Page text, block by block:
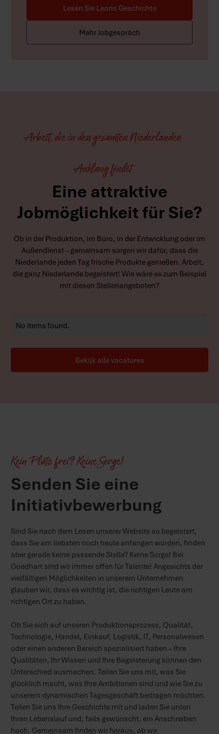
Lesen Sie Leons Geschichte
Mehr Jobgespräch
Arbeit, die in den gesamten Niederlanden
Anklang findet
Eine attraktive
Jobmöglichkeit für Sie?
Ob in der Produktion, im Büro, in der Entwicklung oder im
Außendienst – gemeinsam sorgen wir dafür, dass die
Niederlande jeden Tag frische Produkte genießen. Arbeit,
die ganz Niederlande begeistert! Wie wäre es zum Beispiel
mit diesen Stellenangeboten?
No items found.
Bekijk alle vacatures
Kein Platz frei? Keine Sorge!
Senden Sie eine
Initiativbewerbung
Sind Sie nach dem Lesen unserer Website so begeistert,
dass Sie am liebsten noch heute anfangen würden, finden
aber gerade keine passende Stelle? Keine Sorge! Bei
Goedhart sind wir immer offen für Talente! Angesichts der
vielfältigen Möglichkeiten in unserem Unternehmen
glauben wir, dass es wichtig ist, die richtigen Leute am
richtigen Ort zu haben.
Ob Sie sich auf unseren Produktionsprozess, Qualität,
Technologie, Handel, Einkauf, Logistik, IT, Personalwesen
oder einen anderen Bereich spezialisiert haben – Ihre
Qualitäten, Ihr Wissen und Ihre Begeisterung können den
Unterschied ausmachen. Teilen Sie uns mit, was Sie
glücklich macht, was Ihre Ambitionen sind und wie Sie zu
unserem dynamischen Tagesgeschäft beitragen möchten.
Teilen Sie uns Ihre Geschichte mit und laden Sie unten
Ihren Lebenslauf und, falls gewünscht, ein Anschreiben
hoch. Gemeinsam finden wir heraus, ob wir